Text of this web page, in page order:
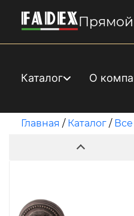
Каталог О
Главная / Каталог /